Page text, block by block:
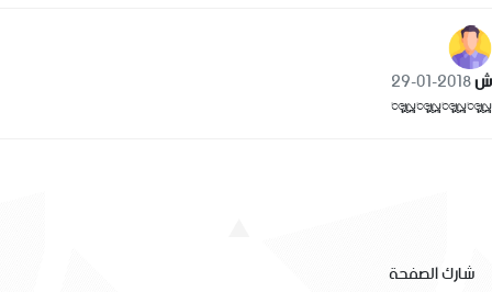
ش2018-01-29
****
شارك الصفحة